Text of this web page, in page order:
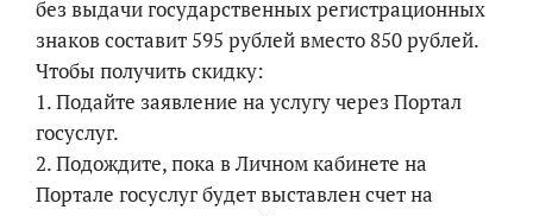
без выдачи государственных регистрационных
знаков составит 595 рублей вместо 850 рублей.
Чтобы получить скидку:
1. Подайте заявление на услугу через Портал
госуслуг.
2. Подождите, пока в Личном кабинете на
Портале госуслуг будет выставлен счет на